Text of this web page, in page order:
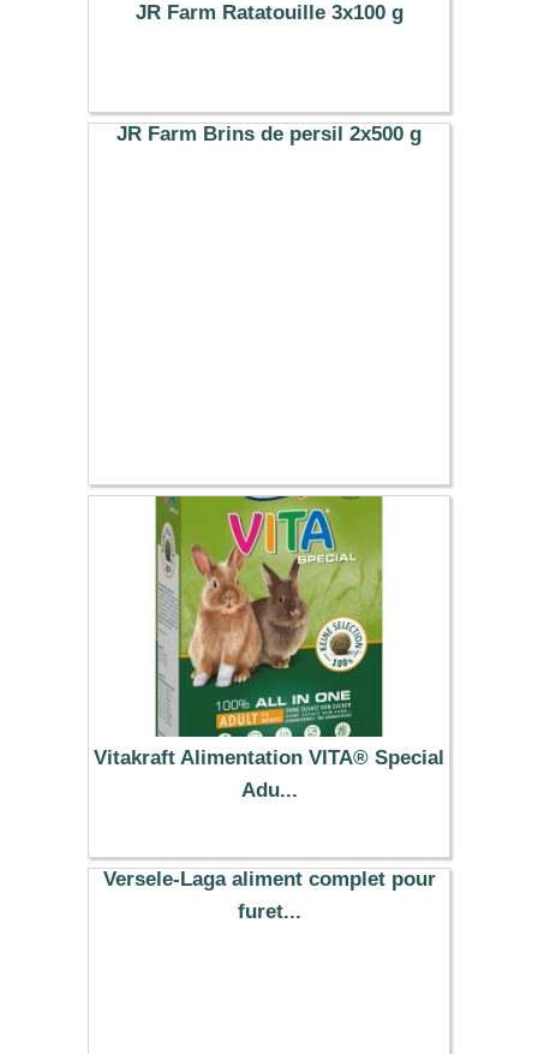
JR Farm Ratatouille 3x100 g
5.49 €
JR Farm Brins de persil 2x500 g
Vitakraft Alimentation VITA® Special
Adu...
4.69 €
Versele-Laga aliment complet pour
furet...